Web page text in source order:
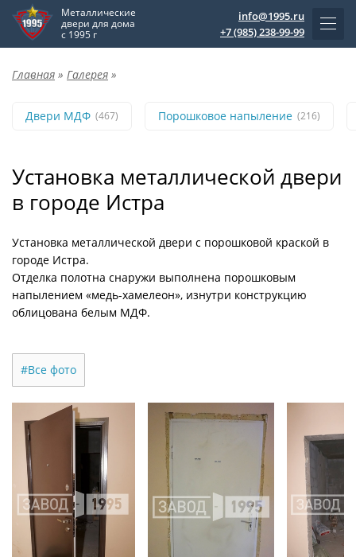
Металлические
двери для дома
с 1995 г
info@1995.ru
+7 (985) 238-99-99
Главная » Галерея »
Двери МДФ (467) Порошковое напыление (216)
Установка металлической двери
в городе Истра
Установка металлической двери с порошковой краской в
городе Истра.
Отделка полотна снаружи выполнена порошковым
напылением «медь-хамелеон», изнутри конструкцию
облицована белым МДФ.
#Все фото